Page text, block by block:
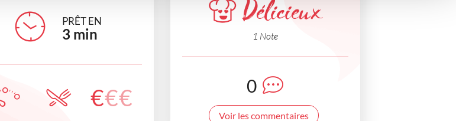
PRÊT EN
3 min
€€€
Délicieux
1 Note
0
Voir les commentaires